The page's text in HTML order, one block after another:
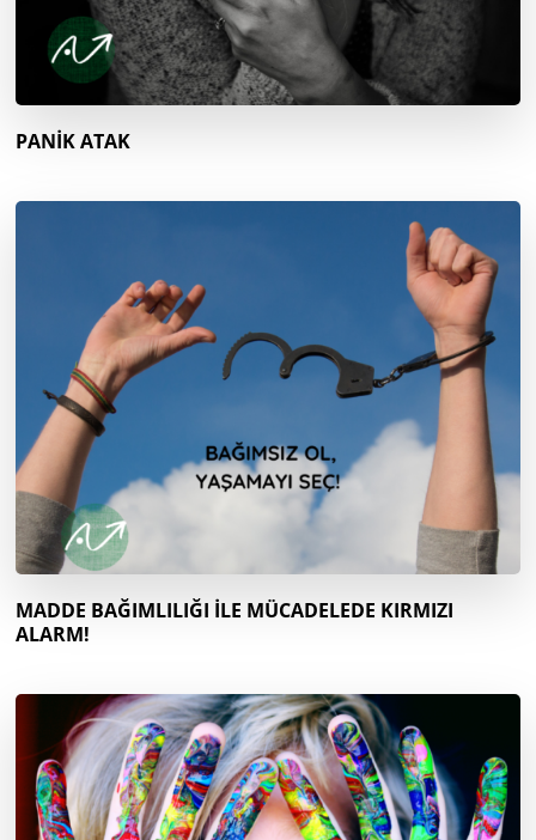
PANİK ATAK
MADDE BAĞIMLILIĞI İLE MÜCADELEDE KIRMIZI
ALARM!